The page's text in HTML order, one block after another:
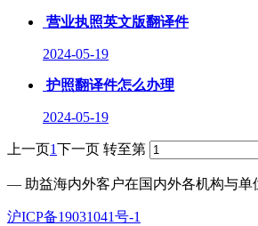
营业执照英文版翻译件
2024-05-19
护照翻译件怎么办理
2024-05-19
上一页1下一页 转至第
— 助益海内外客户在国内外各机构与
沪ICP备19031041号-1